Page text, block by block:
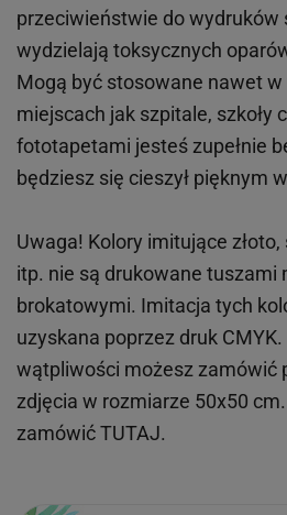
przeciwieństwie do wydruków
wydzielają toksycznych
Mogą być stosowane nawet
miejscach jak szpitale, szkoły
fototapetami jesteś zupełnie
będziesz się cieszył pięknym
Uwaga! Kolory imitujące
itp. nie są drukowane tuszami
brokatowymi. Imitacja tych
uzyskana poprzez druk
wątpliwości możesz zamówić
zdjęcia w rozmiarze 50x50
zamówićTUTAJ.